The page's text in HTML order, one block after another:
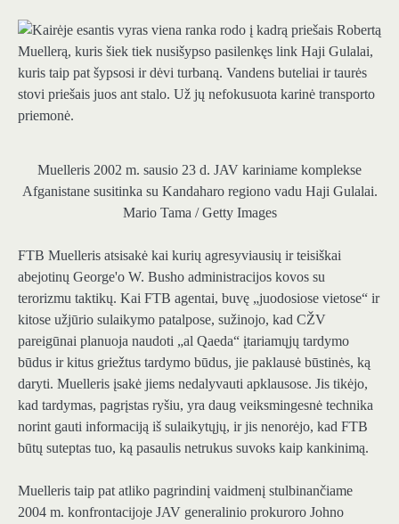
Muelleris 2002 m. sausio 23 d. JAV kariniame komplekse
Afganistane susitinka su Kandaharo regiono vadu Haji Gulalai.
Mario Tama / Getty Images
FTB Muelleris atsisakė kai kurių agresyviausių ir teisiškai
abejotinų George'o W. Busho administracijos kovos su
terorizmu taktikų. Kai FTB agentai, buvę „juodosiose vietose“ ir
kitose užjūrio sulaikymo patalpose, sužinojo, kad CŽV
pareigūnai planuoja naudoti „al Qaeda“ įtariamųjų tardymo
būdus ir kitus griežtus tardymo būdus, jie paklausė būstinės, ką
daryti. Muelleris įsakė jiems nedalyvauti apklausose. Jis tikėjo,
kad tardymas, pagrįstas ryšiu, yra daug veiksmingesnė technika
norint gauti informaciją iš sulaikytųjų, ir jis nenorėjo, kad FTB
būtų suteptas tuo, ką pasaulis netrukus suvoks kaip kankinimą.
Muelleris taip pat atliko pagrindinį vaidmenį stulbinančiame
2004 m. konfrontacijoje JAV generalinio prokuroro Johno